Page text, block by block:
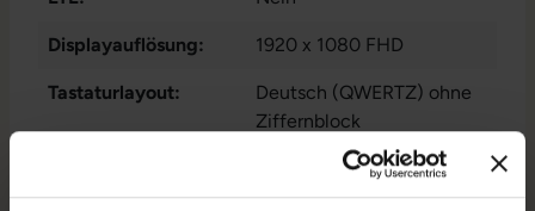
Displayauflösung: 1920 x 1080 FHD
Tastaturlayout:
Deutsch (QWERTZ) ohne
Ziffernblock
Radeon™ Vega 8 Graphics